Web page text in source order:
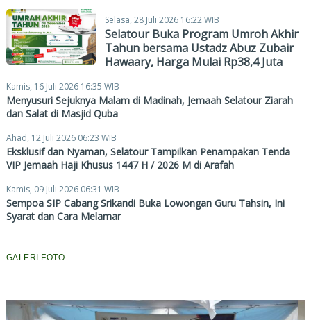
Selasa, 28 Juli 2026 16:22 WIB
Selatour Buka Program Umroh Akhir
Tahun bersama Ustadz Abuz Zubair
Hawaary, Harga Mulai Rp38,4 Juta
Kamis, 16 Juli 2026 16:35 WIB
Menyusuri Sejuknya Malam di Madinah, Jemaah Selatour Ziarah
dan Salat di Masjid Quba
Ahad, 12 Juli 2026 06:23 WIB
Eksklusif dan Nyaman, Selatour Tampilkan Penampakan Tenda
VIP Jemaah Haji Khusus 1447 H / 2026 M di Arafah
Kamis, 09 Juli 2026 06:31 WIB
Sempoa SIP Cabang Srikandi Buka Lowongan Guru Tahsin, Ini
Syarat dan Cara Melamar
GALERI FOTO